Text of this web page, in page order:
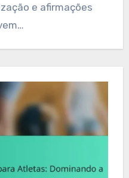
e afirmações